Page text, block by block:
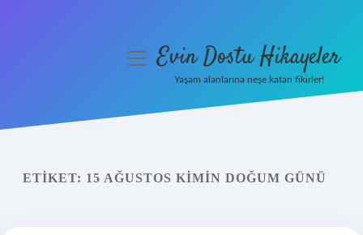
Yasal Uyarı
menüyüEvin Dostu Hikayeler
Yaşam alanlarına neşe katan fikirler!
ETIKET: 15 AĞUSTOS KIMIN DOĞUM GÜNÜ